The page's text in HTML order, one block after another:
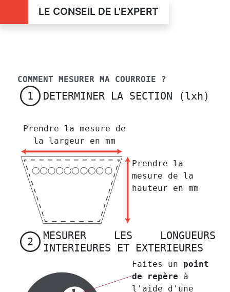
LE CONSEIL DE L'EXPERT
COMMENT MESURER MA COURROIE ?
1 DETERMINER LA SECTION (lxh)
Prendre la mesure de
la largeur en mm
Prendre la
mesure de la
hauteur en mm
2
MESURER LES LONGUEURS
INTERIEURES ET EXTERIEURES
Faites un point
de repère à
l'aide d'une